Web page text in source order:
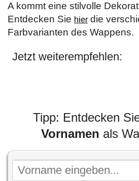
A kommt eine stilvolle
Entdecken Sie hier die
Farbvarianten des Wappens.
Jetzt weiterempfehlen:
Tipp: Entdecken
Vornamen als